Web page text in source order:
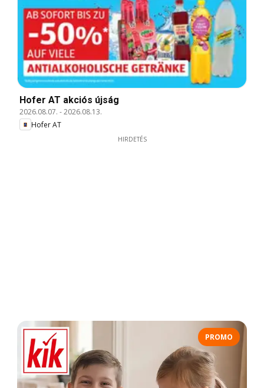
Hofer AT akciós újság
2026.08.07. -2026.08.13.
Hofer AT
HIRDETÉS
PROMO